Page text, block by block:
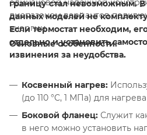
одинаковой надежной
диапазоном вариантов
энергии.
границу стал невозможным.
данных моделей не
Если термостат необходим,
отдельно и установить
извинения за неудобства.
Основные особенности:
Косвенный нагрев:
(до 110 °C, 1 МПа) для
Боковой фланец: Служит
в него можно установить